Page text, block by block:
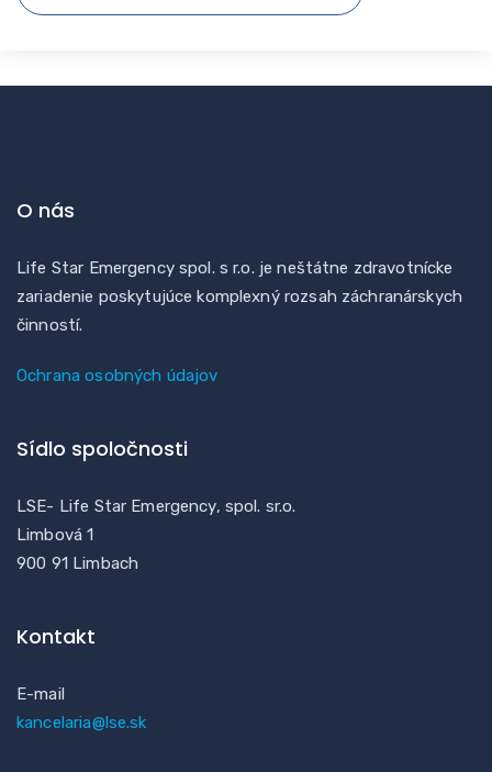
O nás
Life Star Emergency spol. s r.o. je neštátne zdravotnícke
zariadenie poskytujúce komplexný rozsah záchranárskych
činností.
Ochrana osobných údajov
Sídlo spoločnosti
LSE- Life Star Emergency, spol. sr.o.
Limbová 1
900 91 Limbach
Kontakt
E-mail
kancelaria@lse.sk